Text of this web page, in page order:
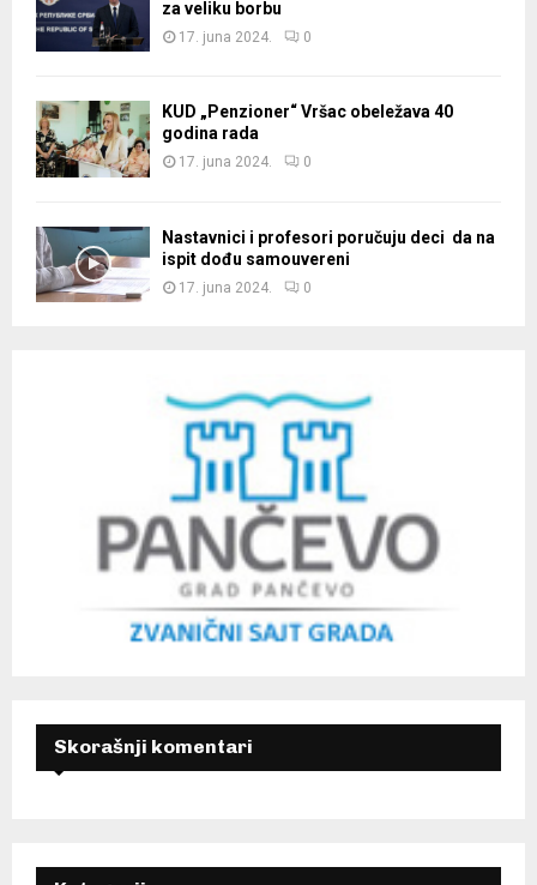
za veliku borbu
17. juna 2024. 0
KUD „Penzioner“ Vršac obeležava 40
godina rada
17. juna 2024. 0
Nastavnici i profesori poručuju deci da na
ispit dođu samouvereni
17. juna 2024. 0
Skorašnji komentari